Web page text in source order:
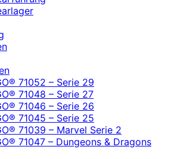
71052 – Serie 29
71048 – Serie 27
71046 – Serie 26
71045 – Serie 25
71039 – Marvel Serie 2
71047 – Dungeons & Dragons